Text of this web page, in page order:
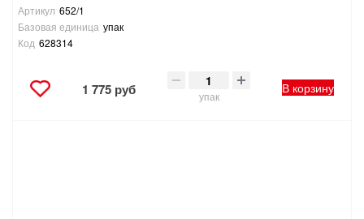
Артикул 652/1
Базовая единица упак
Код 628314
1 775 руб упак
В корзину